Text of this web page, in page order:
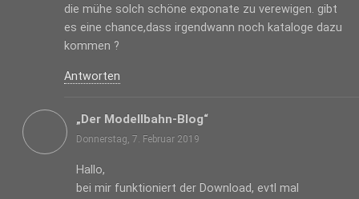
die mühe solch schöne exponate zu verewigen. gibt
es eine chance,dass irgendwann noch kataloge dazu
kommen ?
Antworten
„Der Modellbahn-Blog“
Donnerstag, 7. Februar 2019
Hallo,
bei mir funktioniert der Download, evtl mal